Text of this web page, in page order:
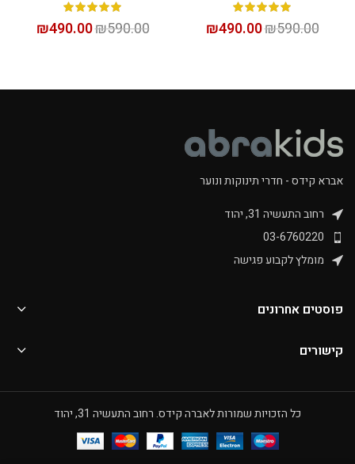
₪590.00
₪490.00
₪590.00
₪490.00
אברא קידס - חדרי תינוקות ונוער
רחוב התעשיה 31, יהוד
03-6760220
מומלץ לקבוע פגישה
פוסטים אחרונים
קישורים
כל הזכויות שמורות לאברה קידס. רחוב התעשיה 31, יהוד